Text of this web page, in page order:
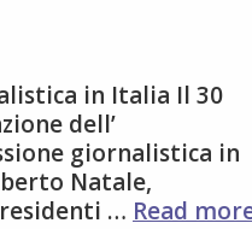
in Italia Il 30
dell’
giornalistica in
Natale,
… Read